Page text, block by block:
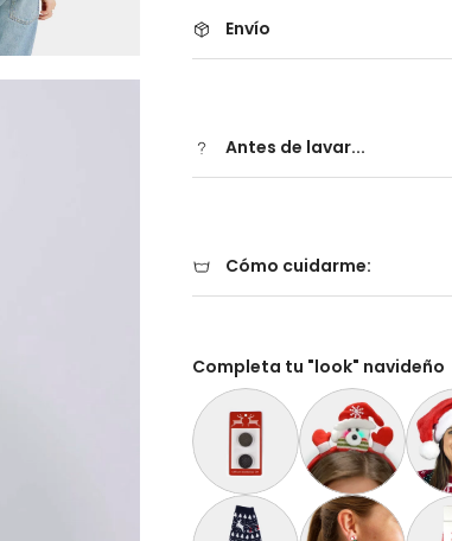
Envío
Antes de lavar...
Cómo cuidarme:
Completa tu "look" navideño
Paquete Extra de 2 Baterías
Diadema